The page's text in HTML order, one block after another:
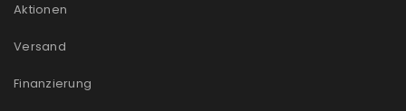
Aktionen
Versand
Finanzierung